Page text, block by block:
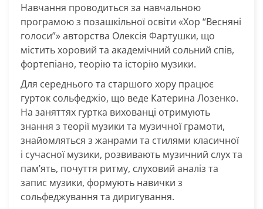
Навчання проводиться за навчальною
програмою з позашкільної освіти «Хор “Весняні
голоси”» авторства Олексія Фартушки, що
містить хоровий та академічний сольний спів,
фортепіано, теорію та історію музики.
Для середнього та старшого хору працює
гурток сольфеджіо, що веде Катерина Лозенко.
На заняттях гуртка вихованці отримують
знання з теорії музики та музичної грамоти,
знайомляться з жанрами та стилями класичної
і сучасної музики, розвивають музичний слух та
пам’ять, почуття ритму, слуховий аналіз та
запис музики, формують навички з
сольфеджування та диригування.